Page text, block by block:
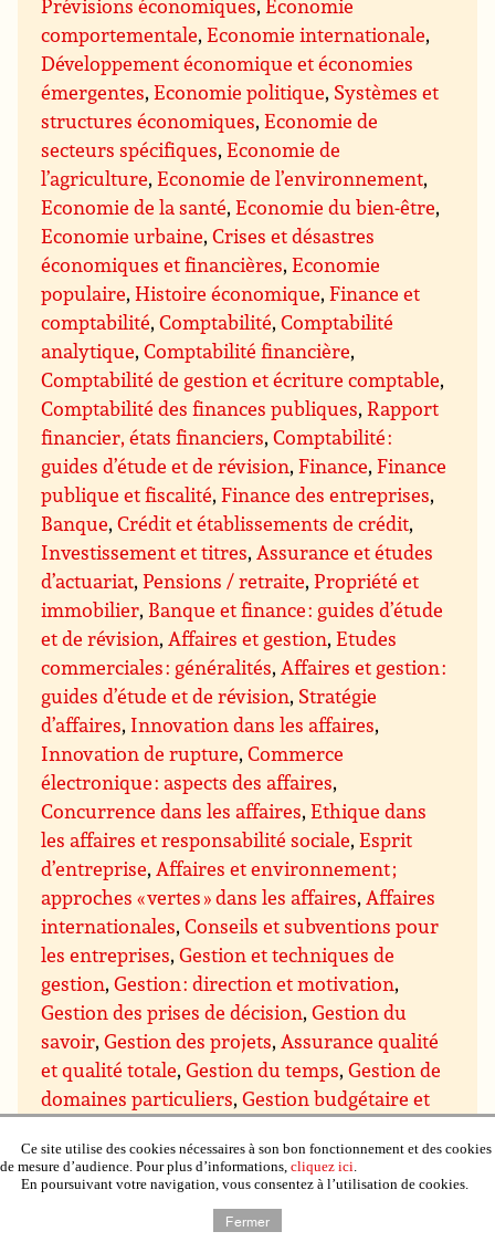
Prévisions économiques,Economie
comportementale,Economie internationale,
Développement économique et économies
émergentes,Economie politique, Systèmes et
structures économiques,Economie de
secteurs spécifiques,Economie de
l’agriculture,Economie de l’environnement,
Economie de la santé,Economie du bien-être,
Economie urbaine,Crises et désastres
économiques et financières,Economie
populaire,Histoire économique,Finance et
comptabilité,Comptabilité,Comptabilité
analytique,Comptabilité financière,
Comptabilité de gestion et écriture comptable,
Comptabilité des finances publiques,Rapport
financier, états financiers,Comptabilité :
guides d’étude et de révision,Finance,Finance
publique et fiscalité,Finance des entreprises,
Banque,Crédit et établissements de crédit,
Investissement et titres,Assurance et études
d’actuariat,Pensions / retraite,Propriété et
immobilier, Banque et finance : guides d’étude
et de révision,Affaires et gestion,Etudes
commerciales : généralités,Affaires et gestion :
guides d’étude et de révision, Stratégie
d’affaires, Innovation dans les affaires,
Innovation de rupture,Commerce
électronique : aspects des affaires,
Concurrence dans les affaires,Ethique dans
les affaires et responsabilité sociale,Esprit
d’entreprise,Affaires et environnement ;
approches « vertes » dans les affaires,Affaires
internationales,Conseils et subventions pour
les entreprises,Gestion et techniques de
gestion,Gestion : direction et motivation,
Gestion des prises de décision,Gestion du
savoir,Gestion des projets,Assurance qualité
et qualité totale,Gestion du temps,Gestion de
domaines particuliers,Gestion budgétaire et
ressources humaines,Gestion de l’immobilier,
de la propriété et du matériel,Gestion de la
production et du contrôle qualité
Ce site utilise des cookies nécessaires à son bon fonctionnement et des cookies
de mesure d’audience. Pour plus d’informations, cliquez ici.
En poursuivant votre navigation, vous consentez à l’utilisation de cookies.
Fermer